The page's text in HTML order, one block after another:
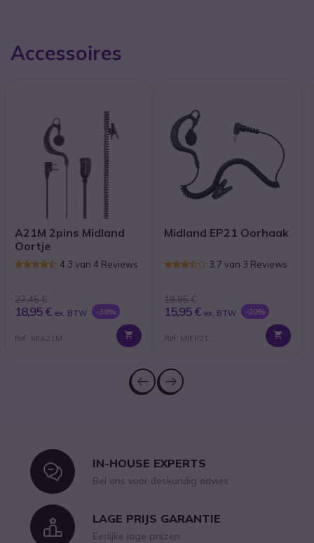
Accessoires
A21M 2pins Midland
Oortje
4.3 van 4 Reviews
27,45 €
18,95 € ex. BTW -30%
Ref: MIA21M
Midland EP21 Oorhaak
3.7 van 3 Reviews
19,95 €
15,95 € ex. BTW -20%
Ref: MIEP21
IconIN-HOUSE EXPERTS
Bel ons voor deskundig advies
IconLAGE PRIJS GARANTIE
Eerlijke lage prijzen